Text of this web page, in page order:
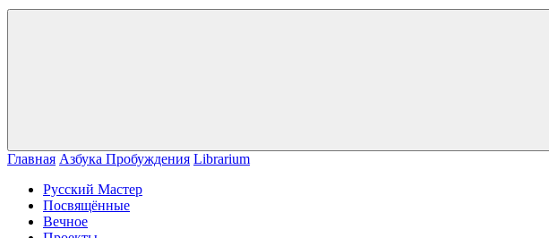
Главная Азбука Пробуждения Librarium
Русский Мастер
Посвящённые
Вечное